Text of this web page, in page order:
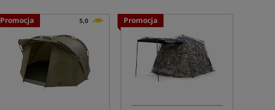
Promocja 5,0 Promocja